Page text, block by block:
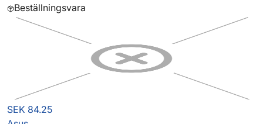
Beställningsvara
SEK 84.25